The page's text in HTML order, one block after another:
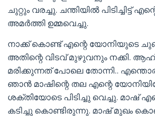
ചുറ്റും വരച്ചു. ചന്തിയിൽ പിടിച്ചിട്ട്
അമർത്തി ഉമ്മവെച്ചു.
നാക്ക് കൊണ്ട് എന്റെ യോനിയുടെ
അതിന്റെ വിടവ് മുഴുവനും നക്കി.
മരിക്കുന്നത് പോലെ തോന്നി..
ഞാൻ മാഷിന്റെ തല എന്റെ
ശക്തിയോടെ പിടിച്ചു വെച്ചു. മാഷ്‌
കടിച്ചു കൊണ്ടിരുന്നു. മാഷ്‌ മുഖം